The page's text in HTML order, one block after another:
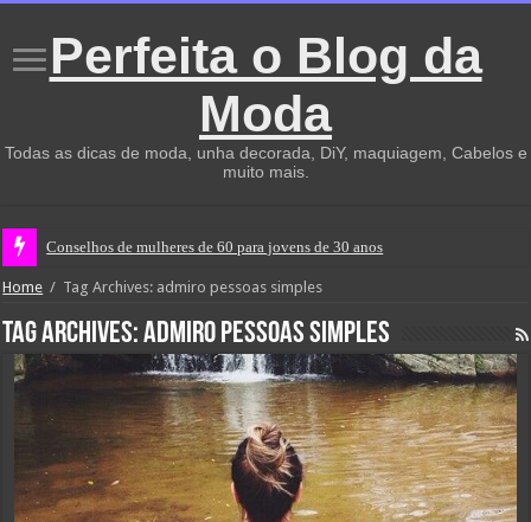
Perfeita o Blog da
Moda
Todas as dicas de moda, unha decorada, DiY, maquiagem, Cabelos e
muito mais.
Conselhos de mulheres de 60 para jovens de 30 anos
Home / Tag Archives: admiro pessoas simples
Tag Archives:admiro pessoas simples